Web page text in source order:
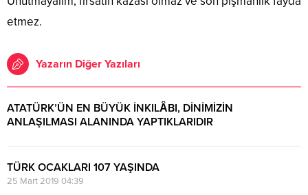
etmez.
Yazarın Diğer Yazıları
ATATÜRK’ÜN EN BÜYÜK İNKILÂBI, DİNİMİZİN
ANLAŞILMASI ALANINDA YAPTIKLARIDIR
TÜRK OCAKLARI 107 YAŞINDA
25 Mart 2019 04:39